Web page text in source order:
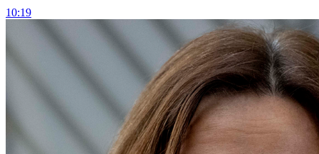
10:19